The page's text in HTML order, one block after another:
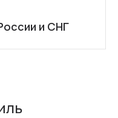
и СНГ